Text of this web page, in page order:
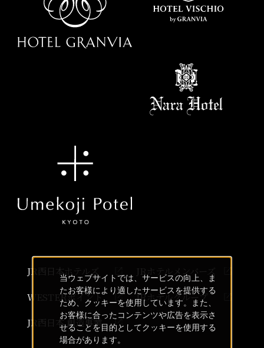
JR西日本ホテルズ
JRホテルメンバーズ
WESTERポイント
JRホテルグループ
JR西日本 創造事業
当ウェブサイトでは、サービスの向上、ま
たお客様により適したサービスを提供する
ため、クッキーを使用しています。また、
お客様に合ったコンテンツや広告を表示さ
せることを目的としてクッキーを使用する
場合があります。